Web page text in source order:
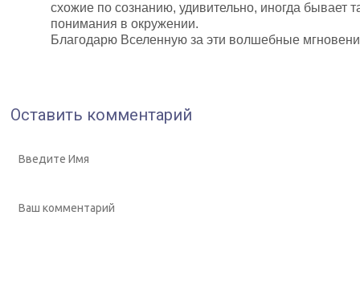
схожие по сознанию, удивительно, иногда бывает
понимания в окружении.
Благодарю Вселенную за эти волшебные
Оставить комментарий